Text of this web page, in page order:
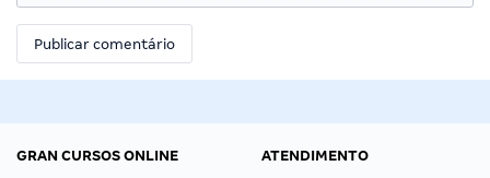
GRAN CURSOS ONLINE
ATENDIMENTO